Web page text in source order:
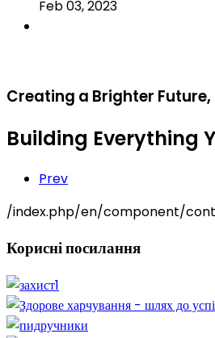
Feb 03, 2023
Creating a Brighter
Building Everything
Prev
/index.php/en/component/
Корисніпосилання